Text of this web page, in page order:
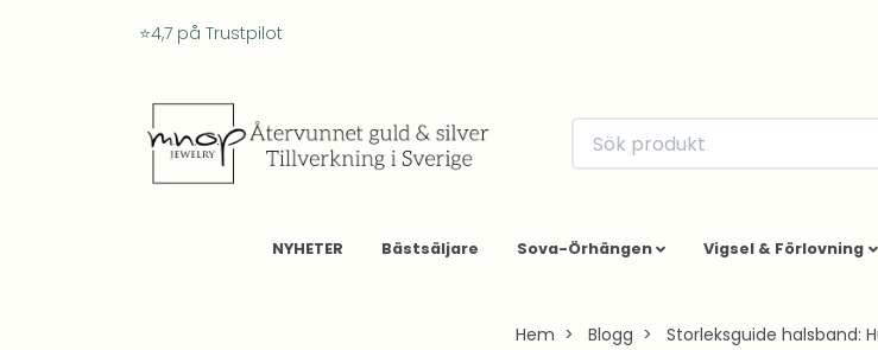
⭐4,7 på Trustpilot
NYHETER Bästsäljare Sova-Örhängen Vigsel & Förlovning
Hem Blogg Storleksguide halsband: